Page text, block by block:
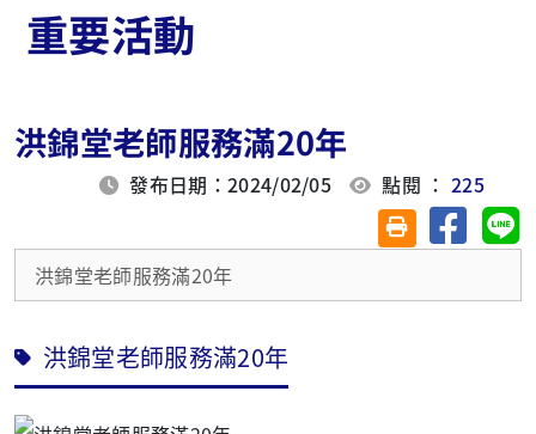
重要活動
洪錦堂老師服務滿20年
發布日期：2024/02/05 點閱 ：225
友善列印(另開視
分享至
洪錦堂老師服務滿20年
洪錦堂老師服務滿20年